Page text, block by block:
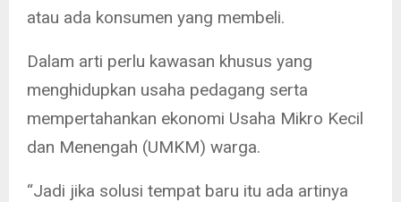
atau ada konsumen yang membeli.
Dalam arti perlu kawasan khusus yang
menghidupkan usaha pedagang serta
mempertahankan ekonomi Usaha Mikro Kecil
dan Menengah (UMKM) warga.
“Jadi jika solusi tempat baru itu ada artinya